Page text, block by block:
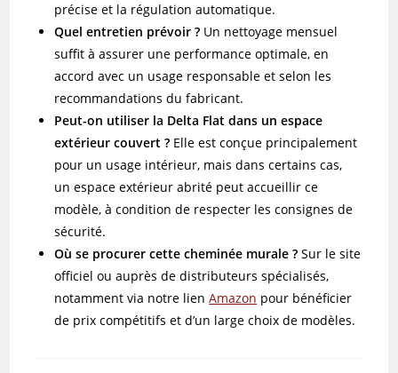
précise et la régulation automatique.
Quel entretien prévoir ? Un nettoyage mensuel
suffit à assurer une performance optimale, en
accord avec un usage responsable et selon les
recommandations du fabricant.
Peut-on utiliser la Delta Flat dans un espace
extérieur couvert ? Elle est conçue principalement
pour un usage intérieur, mais dans certains cas,
un espace extérieur abrité peut accueillir ce
modèle, à condition de respecter les consignes de
sécurité.
Où se procurer cette cheminée murale ? Sur le site
officiel ou auprès de distributeurs spécialisés,
notamment via notre lienAmazon pour bénéficier
de prix compétitifs et d’un large choix de modèles.